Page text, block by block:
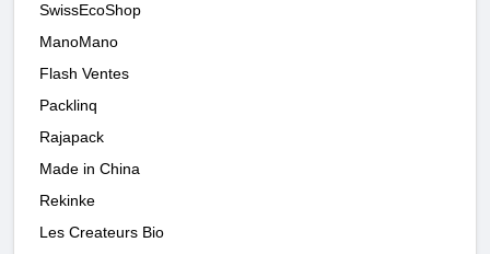
SwissEcoShop
ManoMano
Flash Ventes
Packlinq
Rajapack
Made in China
Rekinke
Les Createurs Bio